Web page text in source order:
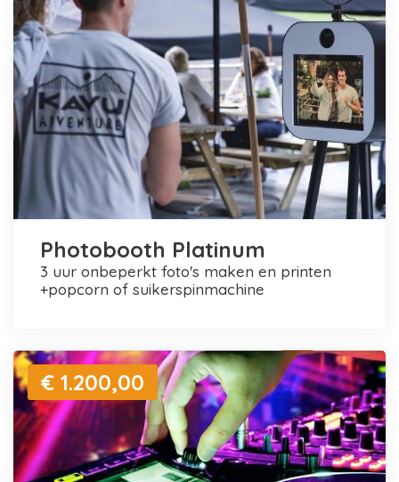
Photobooth Platinum
3 uur onbeperkt foto's maken en printen
+popcorn of suikerspinmachine
€ 1.200,00